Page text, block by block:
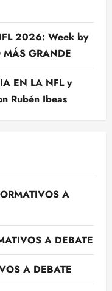
2026: Week by
GRANDE
EN LA NFL y
Rubén Ibeas
A
A DEBATE
A DEBATE